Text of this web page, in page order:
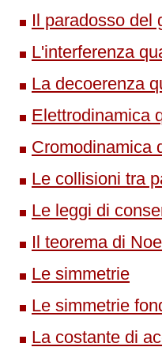
Il paradosso del
L'interferenza
La decoerenza
Elettrodinamica
Cromodinamica
Le collisioni tra
Le leggi di
Il teorema di
Le simmetrie
Le simmetrie
La costante di